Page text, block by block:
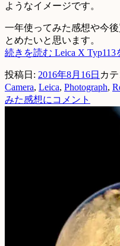
ようなイメージです。
一年使ってみた感想や今
とめたいと思います。
続きを読む Leica X
投稿日: 2016年8月16日 カ
Camera, Leica, Photograph,
みた感想に コメント